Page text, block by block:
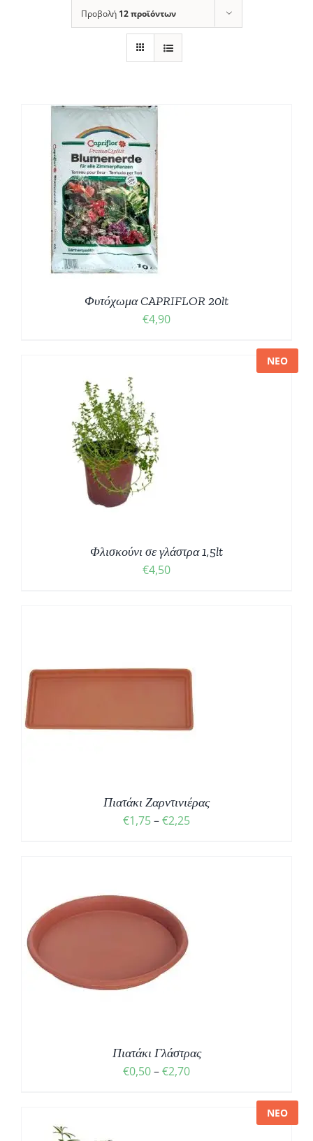
Προβολή 12 προϊόντων
Φυτόχωμα CAPRIFLOR 20lt
€4,90
ΝΕΟ
Φλισκούνι σε γλάστρα 1,5lt
€4,50
Πιατάκι Ζαρντινιέρας
€1,75–€2,25
Πιατάκι Γλάστρας
€0,50–€2,70
ΝΕΟ